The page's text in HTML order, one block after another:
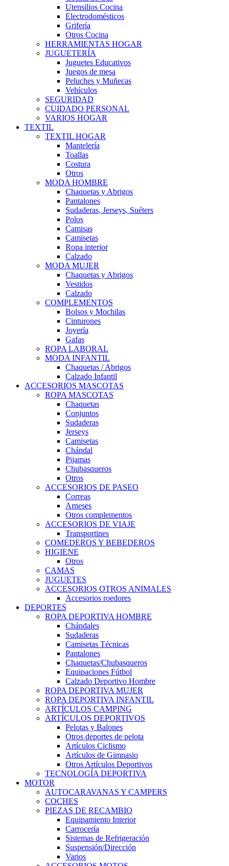
Utensilios Cocina
Electrodomésticos
Grifería
Otros Cocina
HERRAMIENTAS HOGAR
JUGUETERÍA
Juguetes Educativos
Juegos de mesa
Peluches y Muñecas
Vehículos
SEGURIDAD
CUIDADO PERSONAL
VARIOS HOGAR
TEXTIL
TEXTIL HOGAR
Mantelería
Toallas
Costura
Otros
MODA HOMBRE
Chaquetas y Abrigos
Pantalones
Sudaderas, Jerseys, Suéters
Polos
Camisas
Camisetas
Ropa interior
Calzado
MODA MUJER
Chaquetas y Abrigos
Vestidos
Calzado
COMPLEMENTOS
Bolsos y Mochilas
Cinturones
Joyería
Gafas
ROPA LABORAL
MODA INFANTIL
Chaquetas / Abrigos
Calzado Infantil
ACCESORIOS MASCOTAS
ROPA MASCOTAS
Chaquetas
Conjuntos
Sudaderas
Jerseys
Camisetas
Chándal
Pijamas
Chubasqueros
Otros
ACCESORIOS DE PASEO
Correas
Arneses
Otros complementos
ACCESORIOS DE VIAJE
Transportines
COMEDEROS Y BEBEDEROS
HIGIENE
Otros
CAMAS
JUGUETES
ACCESORIOS OTROS ANIMALES
Accesorios roedores
DEPORTES
ROPA DEPORTIVA HOMBRE
Chándales
Sudaderas
Camisetas Técnicas
Pantalones
Chaquetas/Chubasqueros
Equipaciones Fútbol
Calzado Deportivo Hombre
ROPA DEPORTIVA MUJER
ROPA DEPORTIVA INFANTIL
ARTÍCULOS CAMPING
ARTÍCULOS DEPORTIVOS
Pelotas y Balones
Otros deportes de pelota
Artículos Ciclismo
Artículos de Gimnasio
Otros Artículos Deportivos
TECNOLOGÍA DEPORTIVA
MOTOR
AUTOCARAVANAS Y CAMPERS
COCHES
PIEZAS DE RECAMBIO
Equipamiento Interior
Carrocería
Sistemas de Refrigeración
Suspensión/Dirección
Varios